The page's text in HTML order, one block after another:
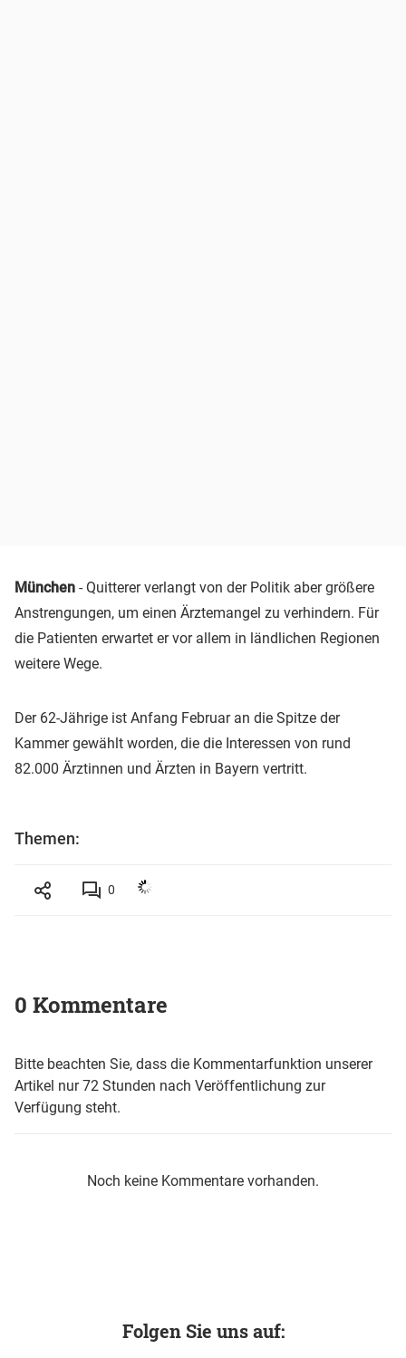
München - Quitterer verlangt von der Politik aber größere
Anstrengungen, um einen Ärztemangel zu verhindern. Für
die Patienten erwartet er vor allem in ländlichen Regionen
weitere Wege.
Der 62-Jährige ist Anfang Februar an die Spitze der
Kammer gewählt worden, die die Interessen von rund
82.000 Ärztinnen und Ärzten in Bayern vertritt.
Themen:
0
0 Kommentare
Bitte beachten Sie, dass die Kommentarfunktion unserer
Artikel nur 72 Stunden nach Veröffentlichung zur
Verfügung steht.
Noch keine Kommentare vorhanden.
Folgen Sie uns auf: